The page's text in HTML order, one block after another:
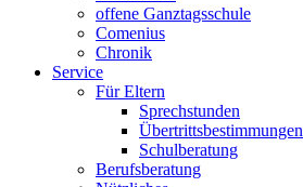
offene Ganztagsschule
Comenius
Chronik
Service
Für Eltern
Sprechstunden
Übertrittsbestimmungen
Schulberatung
Berufsberatung